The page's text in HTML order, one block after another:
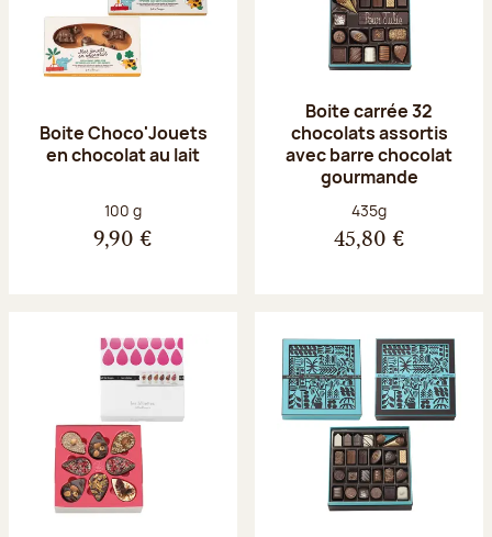
Boite Choco'Jouets
en chocolat au lait
Poids net :
100 g
9,90 €
Boite carrée 32
chocolats assortis
avec barre chocolat
gourmande
Poids net :
435g
45,80 €